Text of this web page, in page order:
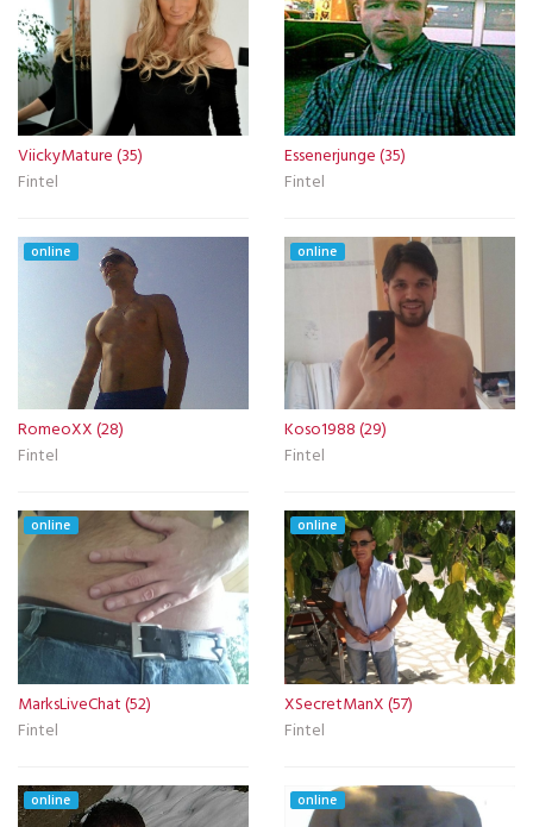
ViickyMature (35)
Fintel
Essenerjunge (35)
Fintel
online
RomeoXX (28)
Fintel
online
Koso1988 (29)
Fintel
online
MarksLiveChat (52)
Fintel
online
XSecretManX (57)
Fintel
online online